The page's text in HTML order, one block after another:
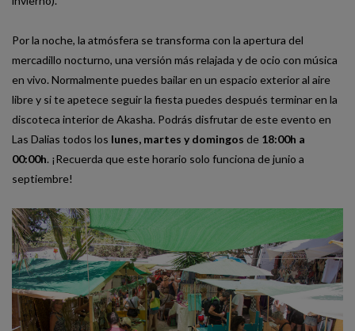
Por la noche, la atmósfera se transforma con la apertura del
mercadillo nocturno, una versión más relajada y de ocio con música
en vivo. Normalmente puedes bailar en un espacio exterior al aire
libre y si te apetece seguir la fiesta puedes después terminar en la
discoteca interior de Akasha. Podrás disfrutar de este evento en
Las Dalias todos los lunes, martes y domingos de 18:00h a
00:00h. ¡Recuerda que este horario solo funciona de junio a
septiembre!